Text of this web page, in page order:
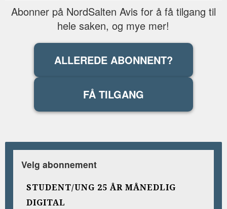
Abonner på NordSalten Avis for å få tilgang til
hele saken, og mye mer!
ALLEREDE ABONNENT?
FÅ TILGANG
Velg abonnement
STUDENT/UNG 25 ÅR MÅNEDLIG
DIGITAL